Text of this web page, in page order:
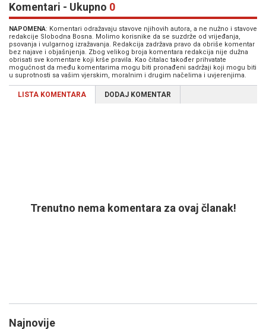
Komentari - Ukupno 0
NAPOMENA: Komentari odražavaju stavove njihovih autora, a ne nužno i stavove
redakcije Slobodna Bosna. Molimo korisnike da se suzdrže od vrijeđanja,
psovanja i vulgarnog izražavanja. Redakcija zadržava pravo da obriše komentar
bez najave i objašnjenja. Zbog velikog broja komentara redakcija nije dužna
obrisati sve komentare koji krše pravila. Kao čitalac također prihvatate
mogućnost da među komentarima mogu biti pronađeni sadržaji koji mogu biti
u suprotnosti sa vašim vjerskim, moralnim i drugim načelima i uvjerenjima.
LISTA KOMENTARA DODAJ KOMENTAR
Trenutno nema komentara za ovaj članak!
Najnovije